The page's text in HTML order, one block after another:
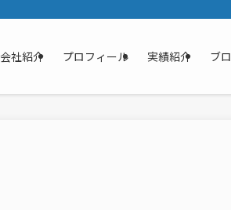
会社紹介 プロフィール 実績紹介 ブ